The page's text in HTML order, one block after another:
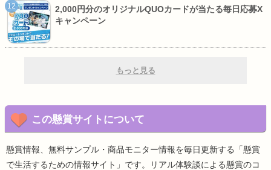
2,000円分のオリジナルQUOカードが当たる毎日応募X
キャンペーン
もっと見る
この懸賞サイトについて
懸賞情報、無料サンプル・商品モニター情報を毎日更新する「懸賞
で生活するための情報サイト」です。リアル体験談による懸賞のコ